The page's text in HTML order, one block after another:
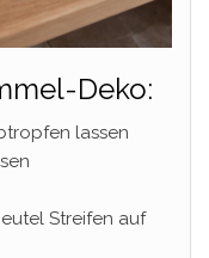
Deko:
lassen
Streifen auf